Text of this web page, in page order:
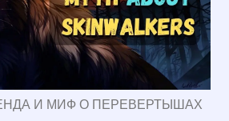
И МИФ О ПЕРЕВЕРТЫШАХ